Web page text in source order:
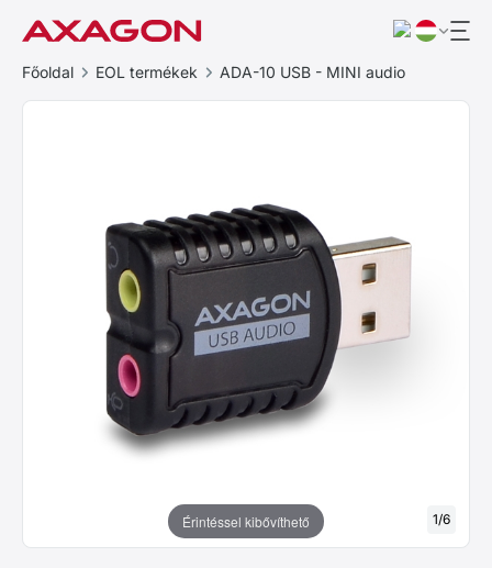
Főoldal EOL termékek ADA-10 USB - MINI audio
Érintéssel kibővíthető 1/6